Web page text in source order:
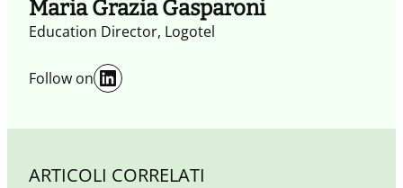
Maria Grazia Gasparoni
Education Director, Logotel
Follow on LinkedIn
ARTICOLI CORRELATI